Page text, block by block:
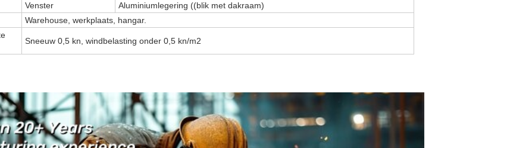
Venster
Aluminiumlegering ((blik met dakraam)
Warehouse, werkplaats, hangar.
Sneeuw 0,5 kn, windbelasting onder 0,5 kn/m2